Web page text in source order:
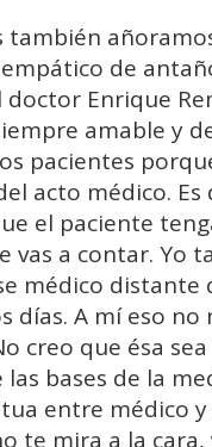
también
de
doctor Enrique
amable y
pacientes
acto médico. Es
el paciente
vas a contar. Yo
médico distante
días. A mí eso no
creo que ésa
bases de la
entre médico
te mira a la